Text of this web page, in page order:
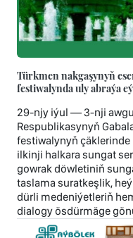
Türkmen nakgaşynyň
festiwalynda uly abraýa
29-njy iýul — 3-nji
Respublikasynyň
festiwalynyň
ilkinji halkara sungat
gowrak döwletiniň
taslama suratkeşlik,
dürli medeniýetleriň
dialogy ösdürmäge